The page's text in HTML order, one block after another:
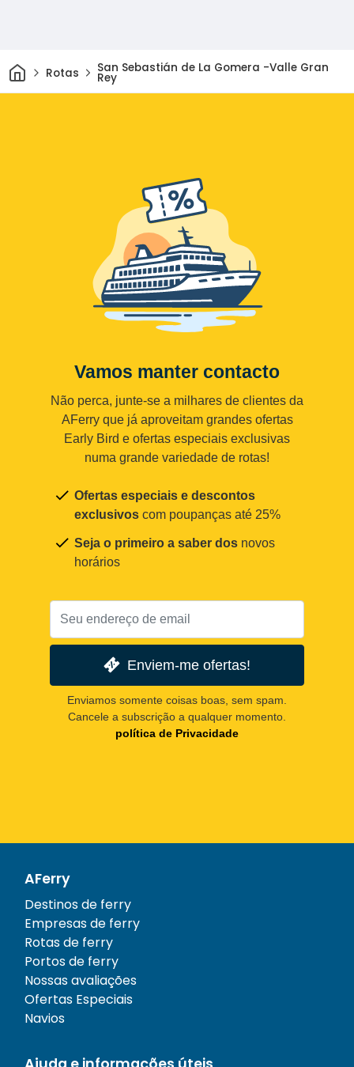
CasaRotas San Sebastián de La Gomera -Valle Gran
Rey
Vamos manter contacto
Não perca, junte-se a milhares de clientes da
AFerry que já aproveitam grandes ofertas
Early Bird e ofertas especiais exclusivas
numa grande variedade de rotas!
Ofertas especiais e descontos
exclusivos com poupanças até 25%
Seja o primeiro a saber dos novos
horários
Enviem-me ofertas!
Enviamos somente coisas boas, sem spam.
Cancele a subscrição a qualquer momento.
política de Privacidade
AFerry
Destinos de ferry
Empresas de ferry
Rotas de ferry
Portos de ferry
Nossas avaliações
Ofertas Especiais
Navios